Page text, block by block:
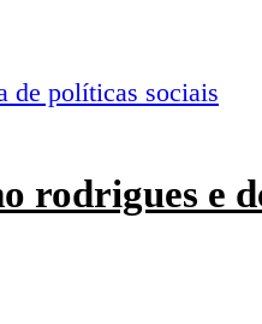
rodrigues e